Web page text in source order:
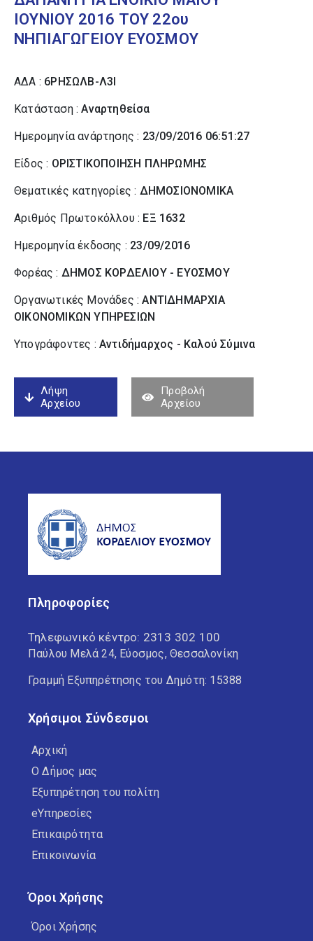
ΙΟΥΝΙΟΥ 2016 ΤΟΥ 22ου
ΝΗΠΙΑΓΩΓΕΙΟΥ ΕΥΟΣΜΟΥ
ΑΔΑ : 6ΡΗΣΩΛΒ-Λ3Ι
Κατάσταση :Αναρτηθείσα
Ημερομηνία ανάρτησης : 23/09/2016 06:51:27
Είδος : ΟΡΙΣΤΙΚΟΠΟΙΗΣΗ ΠΛΗΡΩΜΗΣ
Θεματικές κατηγορίες : ΔΗΜΟΣΙΟΝΟΜΙΚΑ
Αριθμός Πρωτοκόλλου : ΕΞ 1632
Ημερομηνία έκδοσης : 23/09/2016
Φορέας : ΔΗΜΟΣ ΚΟΡΔΕΛΙΟΥ - ΕΥΟΣΜΟΥ
Οργανωτικές Μονάδες :ΑΝΤΙΔΗΜΑΡΧΙΑ
ΟΙΚΟΝΟΜΙΚΩΝ ΥΠΗΡΕΣΙΩΝ
Υπογράφοντες : Αντιδήμαρχος - Καλού Σύµινα
Λήψη
Αρχείου
Προβολή
Αρχείου
Πληροφορίες
Τηλεφωνικό κέντρο: 2313 302 100
Παύλου Μελά 24, Εύοσμος, Θεσσαλονίκη
Γραμμή Εξυπηρέτησης του Δημότη: 15388
Χρήσιμοι Σύνδεσμοι
Αρχική
Ο Δήμος μας
Εξυπηρέτηση του πολίτη
eΥπηρεσίες
Επικαιρότητα
Επικοινωνία
Όροι Χρήσης
Όροι Χρήσης